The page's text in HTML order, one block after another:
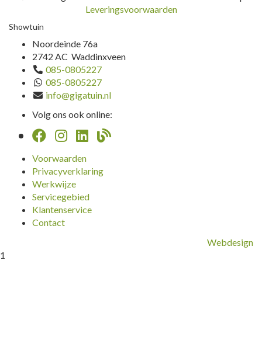
Leveringsvoorwaarden
Showtuin
Noordeinde 76a
2742 AC Waddinxveen
085-0805227
085-0805227
info@gigatuin.nl
Volg ons ook online:
Voorwaarden
Privacyverklaring
Werkwijze
Servicegebied
Klantenservice
Contact
Webdesign
1